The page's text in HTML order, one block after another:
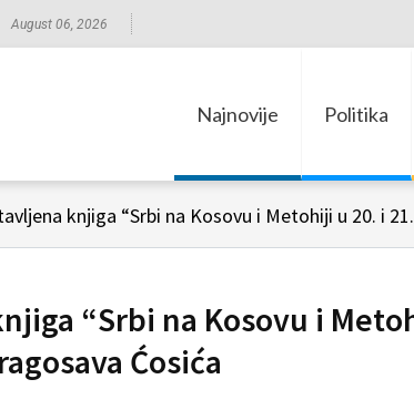
August 06, 2026
Najnovije Politika
knjiga “Srbi na Kosovu i Metohiji u 20. i
“Srbi na Kosovu i
Ćosića